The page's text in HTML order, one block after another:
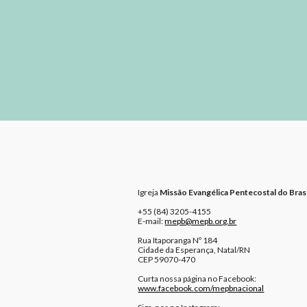
Igreja Missão Evangélica Pentecostal do
+55 (84) 3205-4155
E-mail:mepb@mepb.org.br
Rua Itaporanga Nº 184
Cidade da Esperança, Natal/RN
CEP 59070-470
Curta nossa página no Facebook:
www.facebook.com/mepbnacional